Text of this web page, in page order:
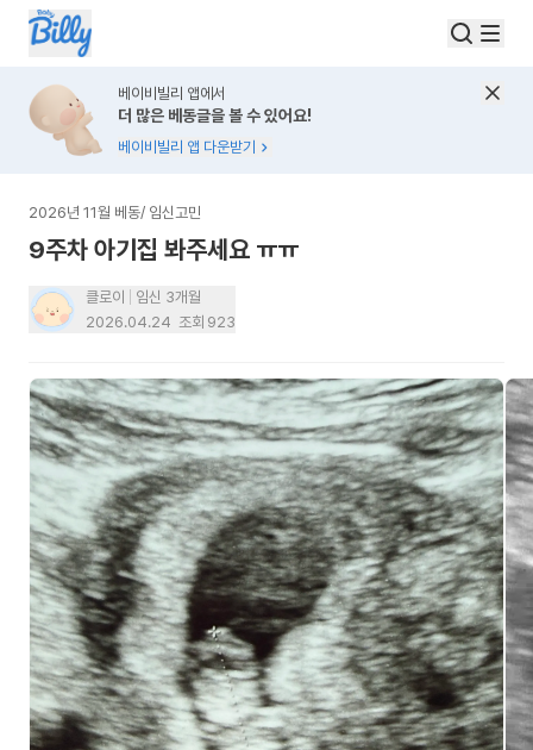
베이비빌리 앱에서
더 많은 베동글을 볼 수 있어요!
베이비빌리 앱 다운받기
2026년 11월 베동/ 임신고민
9주차 아기집 봐주세요 ㅠㅠ
클로이
임신 3개월
2026.04.24 조회 923